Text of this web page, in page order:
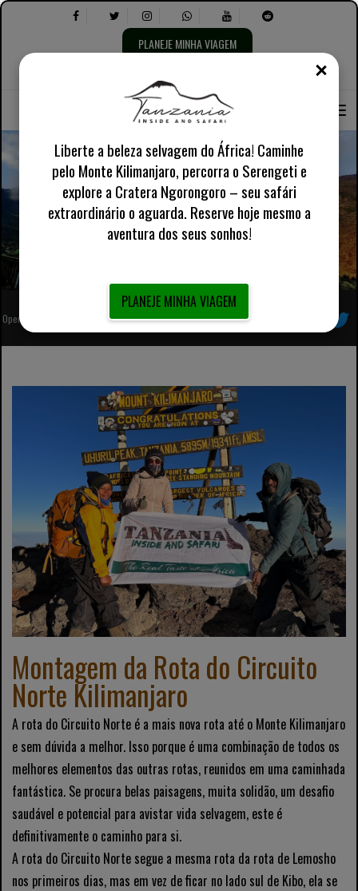
PLANEJE MINHA VIAGEM
seguinte:
Informações Práticas
Montagem da Rota do Circuito Norte Kilimanjaro
Operador turístico local africano totalmente registrado Siga-nos
Montagem da Rota do Circuito
Norte Kilimanjaro
A rota do Circuito Norte é a mais nova rota até o Monte Kilimanjaro
e sem dúvida a melhor. Isso porque é uma combinação de todos os
melhores elementos das outras rotas, reunidos em uma caminhada
fantástica. Se procura belas paisagens, muita solidão, um desafio
saudável e potencial para avistar vida selvagem, este é
definitivamente o caminho para si.
A rota do Circuito Norte segue a mesma rota da rota de Lemosho
nos primeiros dias, mas em vez de ficar no lado sul de Kibo, ela se
Liberte a beleza selvagem do África! Caminhe
pelo Monte Kilimanjaro, percorra o Serengeti e
explore a Cratera Ngorongoro – seu safári
extraordinário o aguarda. Reserve hoje mesmo a
aventura dos seus sonhos!
PLANEJE MINHA VIAGEM